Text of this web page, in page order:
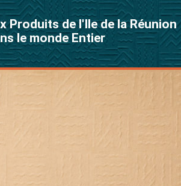
Produits de l'Ile de la Réunion
le monde Entier